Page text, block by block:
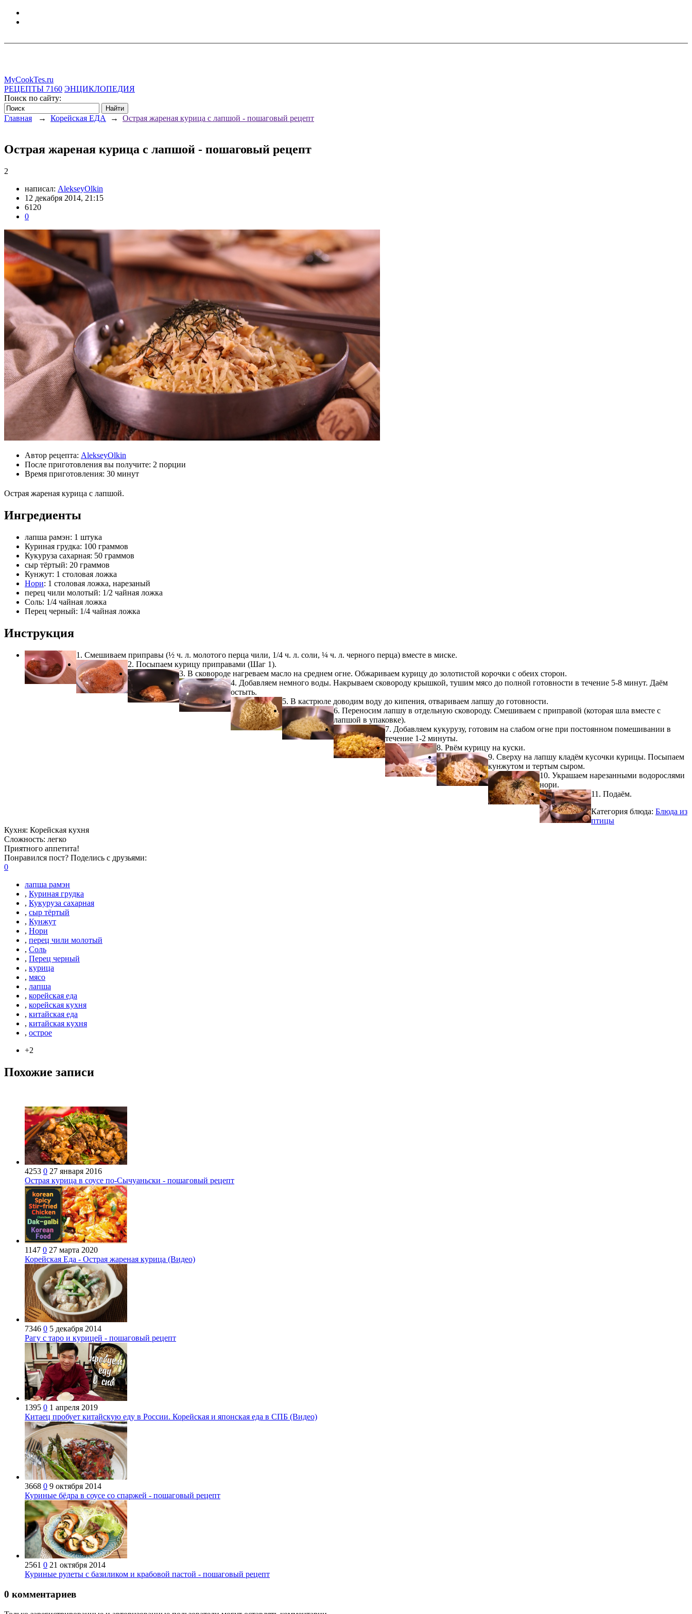
MyCookTes.ru
РЕЦЕПТЫ 7160 ЭНЦИКЛОПЕДИЯ
Поиск по сайту:
Главная → Корейская ЕДА → Острая жареная курица с лапшой - пошаговый рецепт
Острая жареная курица с лапшой - пошаговый рецепт
2
написал: AlekseyOlkin
12 декабря 2014, 21:15
6120
0
Автор рецепта: AlekseyOlkin
После приготовления вы получите: 2 порции
Время приготовления: 30 минут
Острая жареная курица с лапшой.
Ингредиенты
лапша рамэн: 1 штука
Куриная грудка: 100 граммов
Кукуруза сахарная: 50 граммов
сыр тёртый: 20 граммов
Кунжут: 1 столовая ложка
Нори: 1 столовая ложка, нарезаный
перец чили молотый: 1/2 чайная ложка
Соль: 1/4 чайная ложка
Перец черный: 1/4 чайная ложка
Инструкция
1. Смешиваем приправы (½ ч. л. молотого перца чили, 1/4 ч. л. соли, ¼ ч. л. черного перца) вместе в миске.
2. Посыпаем курицу приправами (Шаг 1).
3. В сковороде нагреваем масло на среднем огне. Обжариваем курицу до золотистой корочки с обеих сторон.
4. Добавляем немного воды. Накрываем сковороду крышкой, тушим мясо до полной готовности в течение 5-8 минут. Даём
остыть.
5. В кастрюле доводим воду до кипения, отвариваем лапшу до готовности.
6. Переносим лапшу в отдельную сковороду. Смешиваем с приправой (которая шла вместе с
лапшой в упаковке).
7. Добавляем кукурузу, готовим на слабом огне при постоянном помешивании в
течение 1-2 минуты.
8. Рвём курицу на куски.
9. Сверху на лапшу кладём кусочки курицы. Посыпаем
кунжутом и тертым сыром.
10. Украшаем нарезанными водорослями
нори.
11. Подаём.
Категория блюда: Блюда из
птицы
Кухня: Корейская кухня
Сложность: легко
Приятного аппетита!
Понравился пост? Поделись с друзьями:
0
лапша рамэн
, Куриная грудка
, Кукуруза сахарная
, сыр тёртый
, Кунжут
, Нори
, перец чили молотый
, Соль
, Перец черный
, курица
, мясо
, лапша
, корейская еда
, корейская кухня
, китайская еда
, китайская кухня
, острое
+2
Похожие записи
4253 0 27 января 2016
Острая курица в соусе по-Сычуаньски - пошаговый рецепт
1147 0 27 марта 2020
Корейская Еда - Острая жареная курица (Видео)
7346 0 5 декабря 2014
Рагу с таро и курицей - пошаговый рецепт
1395 0 1 апреля 2019
Китаец пробует китайскую еду в России. Корейская и японская еда в СПБ (Видео)
3668 0 9 октября 2014
Куриные бёдра в соусе со спаржей - пошаговый рецепт
2561 0 21 октября 2014
Куриные рулеты с базиликом и крабовой пастой - пошаговый рецепт
0 комментариев